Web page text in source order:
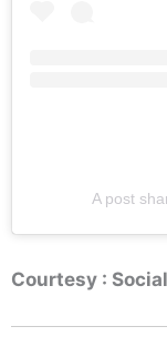
A post
Courtesy :